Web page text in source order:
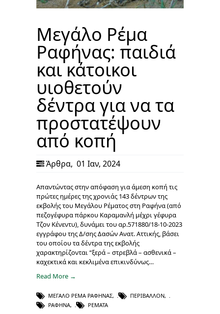
Μεγάλο Ρέμα
Ραφήνας: παιδιά
και κάτοικοι
υιοθετούν
δέντρα για να τα
προστατέψουν
από κοπή
Άρθρα, 01 Ιαν, 2024
Απαντώντας στην απόφαση για άμεση κοπή τις
πρώτες ημέρες της χρονιάς 143 δέντρων της
εκβολής του Μεγάλου Ρέματος στη Ραφήνα (από
πεζογέφυρα πάρκου Καραμανλή μέχρι γέφυρα
Τζον Κένεντυ), δυνάμει του αρ.571880/18-10-2023
εγγράφου της Δ/σης Δασών Ανατ. Αττικής, βάσει
του οποίου τα δέντρα της εκβολής
χαρακτηρίζονται “ξερά – στρεβλά – ασθενικά –
καχεκτικά και κεκλιμένα επικινδύνως…
Read More →
ΜΕΓΆΛΟ ΡΈΜΑ ΡΑΦΉΝΑΣ, ΠΕΡΙΒΆΛΛΟΝ,
ΡΑΦΉΝΑ, ΡΈΜΑΤΑ